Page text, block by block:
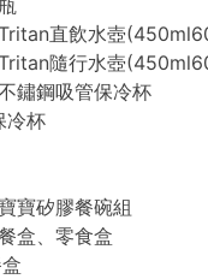
直飲水壺
隨行水壺
鏽鋼吸管保冷杯
冷杯
寶矽膠餐碗組
盒、零食盒